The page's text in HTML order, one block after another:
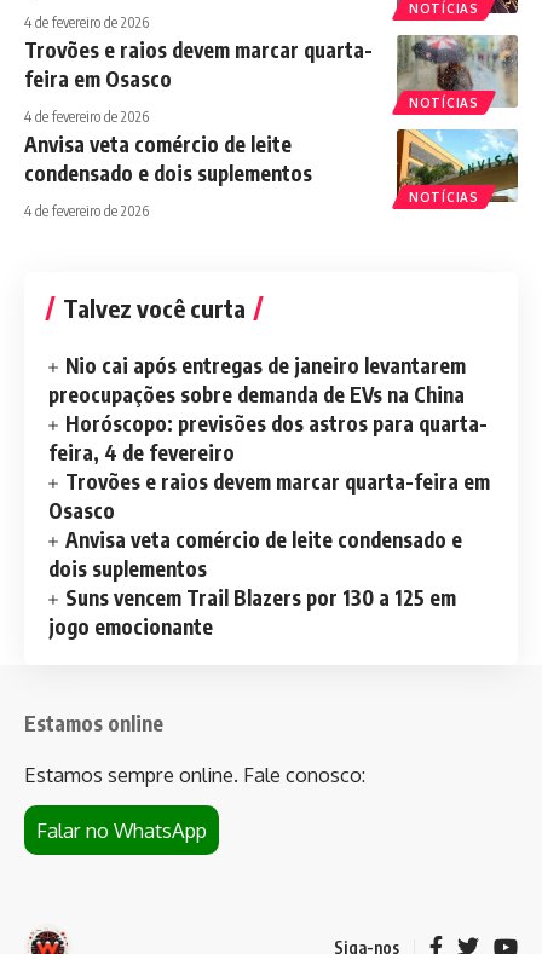
NOTÍCIAS
4 de fevereiro de 2026
NOTÍCIAS
Trovões e raios devem marcar quarta-
feira em Osasco
4 de fevereiro de 2026
NOTÍCIAS
Anvisa veta comércio de leite
condensado e dois suplementos
4 de fevereiro de 2026
Talvez você curta
Nio cai após entregas de janeiro levantarem
preocupações sobre demanda de EVs na China
Horóscopo: previsões dos astros para quarta-
feira, 4 de fevereiro
Trovões e raios devem marcar quarta-feira em
Osasco
Anvisa veta comércio de leite condensado e
dois suplementos
Suns vencem Trail Blazers por 130 a 125 em
jogo emocionante
Estamos online
Estamos sempre online. Fale conosco:
Falar no WhatsApp
Siga-nos